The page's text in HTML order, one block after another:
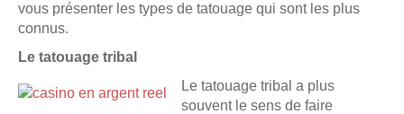
vous présenter les types de tatouage qui sont les plus
connus.
Le tatouage tribal
Le tatouage tribal a plus
souvent le sens de faire